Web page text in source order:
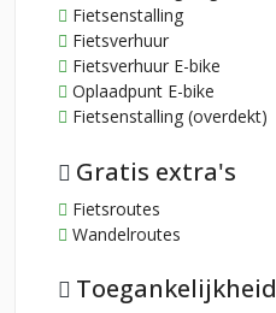
Fietsenstalling
Fietsverhuur
Fietsverhuur E-bike
Oplaadpunt E-bike
Fietsenstalling (overdekt)
Gratis extra's
Fietsroutes
Wandelroutes
Toegankelijkheid